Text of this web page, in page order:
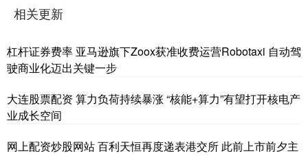
相关更新
杠杆证券费率 亚马逊旗下Zoox获准收费运营Robotaxi 自动驾
驶商业化迈出关键一步
大连股票配资 算力负荷持续暴涨 “核能+算力”有望打开核电产
业成长空间
网上配资炒股网站 百利天恒再度递表港交所 此前上市前夕主